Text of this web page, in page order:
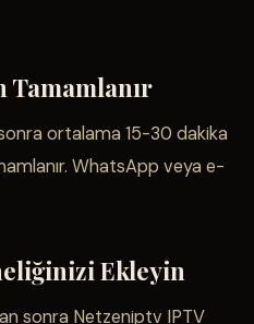
Tamamlanır
ortalama 15-30 dakika
WhatsApp veya e-
Ekleyin
sonra Netzeniptv IPTV